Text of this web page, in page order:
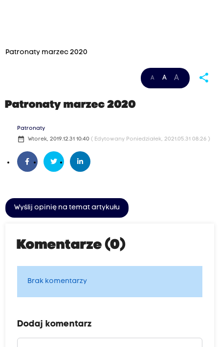
Patronaty marzec 2020
A A A share
Patronaty marzec 2020
Patronaty
date_range Wtorek, 2019.12.31 10:40 ( Edytowany Poniedziałek, 2021.05.31 08:26 )
Wyślij opinię na temat artykułu
Komentarze (0)
Brak komentarzy
Dodaj komentarz